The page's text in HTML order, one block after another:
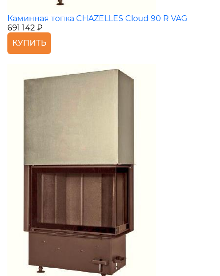
Каминная топка CHAZELLES Cloud 90 R VAG
691 142 ₽
КУПИТЬ